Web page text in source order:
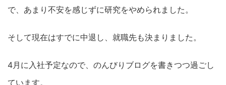
で、あまり不安を感じずに研究をやめられました。
そして現在はすでに中退し、就職先も決まりました。
4月に入社予定なので、のんびりブログを書きつつ過ごし
ています。